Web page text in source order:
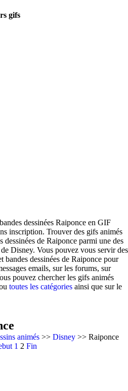
gifs
dessinées Raiponce en GIF
inscription. Trouver des gifs animés
dessinées de Raiponce parmi une des
Disney. Vous pouvez vous servir des
bandes dessinées de Raiponce pour
emails, sur les forums, sur
pouvez chercher les gifs animés
toutes les catégories ainsi que sur le
animés >> Disney >> Raiponce
1 2 Fin